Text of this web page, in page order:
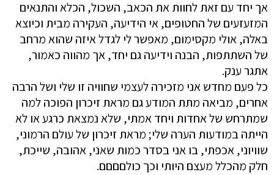
אך יחד עם זאת לחוות את הכאב, השכול, הכלא והתנאים
המזעזעים של החטופים, אי הידיעה, העקירה מבית וכיוצא
באלה, אולי מקסימום, מאפשר לי לגדל איזה שהוא מרחב
של השתתפות, הבנה וידיעה גם יחד, אך מהווה כאמור,
אתגר ענק.
כל פעם מחדש אני מזכירה לעצמי שחוויה זו שלי ושל הרבה
אחרים, מביאה מתת המודע גם מראת זיכרון הפוכה למה
שמתרחש של אחדות ויחד אמתי, שלא נמצאת כרגע או לא
הייתה במודעות הערה שלי; מראת זיכרון של עולם הרמוני,
שוויוני, אכפתי, בו אני בסדר כמות שאני, אהובה, שייכת,
חלק מהכלל מעצם היותי וכך כולםםםם.